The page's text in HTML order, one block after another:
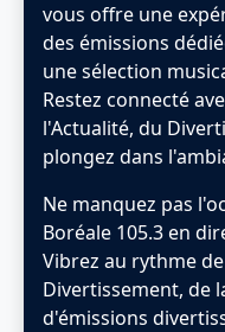
vous offre une
des émissions
une sélection
Restez connecté
l'Actualité, du
plongez dans
Ne manquez pas
Boréale 105.3 en
Vibrez au rythme
Divertissement, de
d'émissions